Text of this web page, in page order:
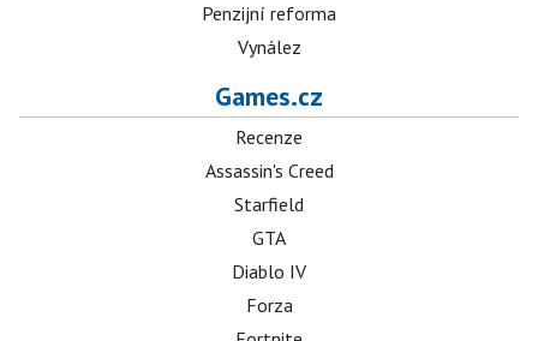
Penzijní reforma
Vynález
Games.cz
Recenze
Assassin's Creed
Starfield
GTA
Diablo IV
Forza